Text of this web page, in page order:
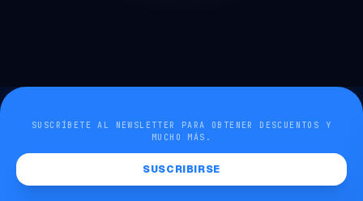
SUSCRÍBETE AL NEWSLETTER PARA OBTENER DESCUENTOS Y
MUCHO MÁS.
SUSCRIBIRSE